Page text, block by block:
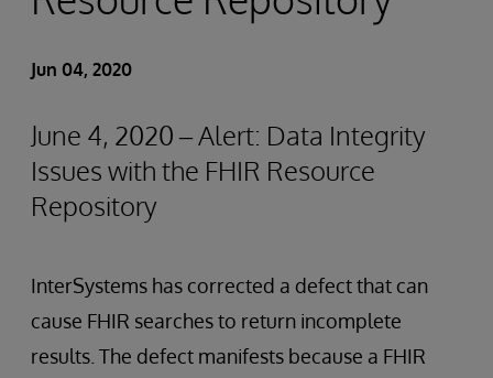
Jun 04, 2020
June 4, 2020 – Alert: Data Integrity
Issues with the FHIR Resource
Repository
InterSystems has corrected a defect that can
cause FHIR searches to return incomplete
results. The defect manifests because a FHIR